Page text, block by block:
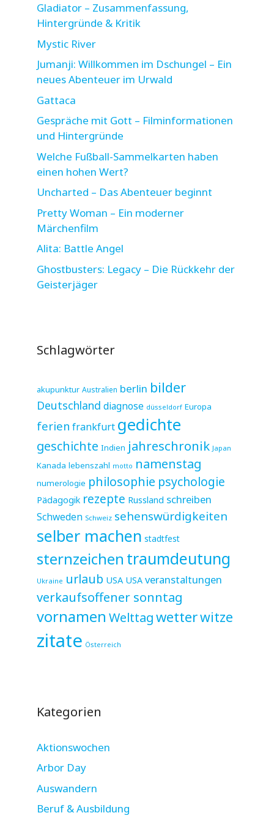
Gladiator – Zusammenfassung,
Hintergründe & Kritik
Mystic River
Jumanji: Willkommen im Dschungel – Ein
neues Abenteuer im Urwald
Gattaca
Gespräche mit Gott – Filminformationen
und Hintergründe
Welche Fußball-Sammelkarten haben
einen hohen Wert?
Uncharted – Das Abenteuer beginnt
Pretty Woman – Ein moderner
Märchenfilm
Alita: Battle Angel
Ghostbusters: Legacy – Die Rückkehr der
Geisterjäger
Schlagwörter
akupunktur Australien berlin bilder
Deutschland diagnose düsseldorf Europa
ferien frankfurt gedichte
geschichte Indien jahreschronik Japan
Kanada lebenszahl motto namenstag
numerologie philosophie psychologie
Pädagogik rezepte Russland schreiben
Schweden Schweiz sehenswürdigkeiten
selber machen stadtfest
sternzeichen traumdeutung
Ukraine urlaub USA USA veranstaltungen
verkaufsoffener sonntag
vornamen Welttagwetterwitze
zitate Österreich
Kategorien
Aktionswochen
Arbor Day
Auswandern
Beruf & Ausbildung